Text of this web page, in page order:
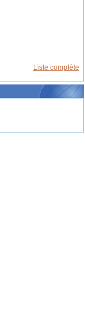
Liste complète